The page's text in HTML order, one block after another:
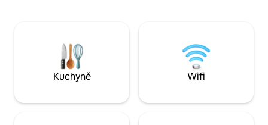
zpomalit, spojit se s přírodou a vychutnat
si příjemné studené pivo Corona.
Kuchyně Wifi